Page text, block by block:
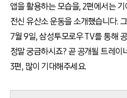
앱을 활용하는 모습을, 2편에서는
전신 유산소 운동을 소개했습니다.
7월 9일, 삼성투모로우 TV를 통해
정말 궁금하시죠? 곧 공개될 트레이
3편, 많이 기대해주세요.